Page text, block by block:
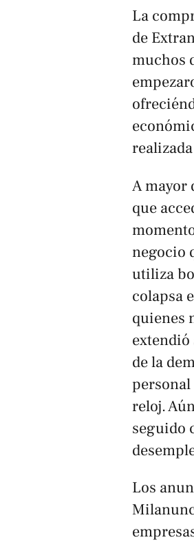
La
de
muchos
A mayor
que
negocio
utiliza
colapsa
quienes
extendió
de la
reloj.
seguido
Los